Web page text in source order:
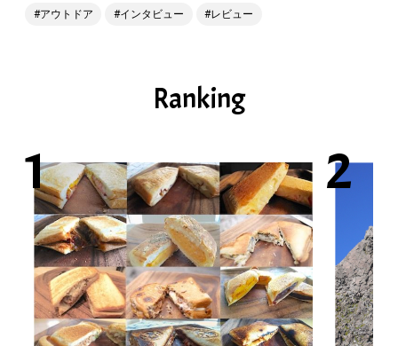
アウトドア インタビュー レビュー
Ranking